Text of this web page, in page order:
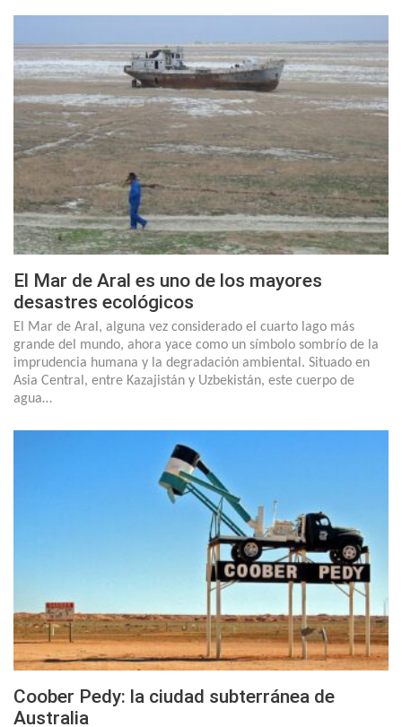
El Mar de Aral es uno de los mayores
desastres ecológicos
El Mar de Aral, alguna vez considerado el cuarto lago más
grande del mundo, ahora yace como un símbolo sombrío de la
imprudencia humana y la degradación ambiental. Situado en
Asia Central, entre Kazajistán y Uzbekistán, este cuerpo de
agua…
Coober Pedy: la ciudad subterránea de
Australia